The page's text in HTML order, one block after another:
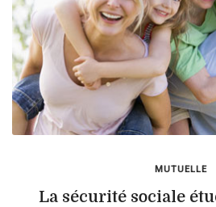
MUTUELLE
La sécurité sociale